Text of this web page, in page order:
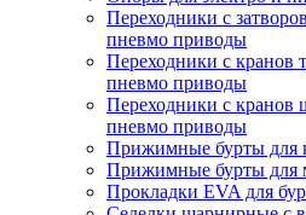
Переходники с
пневмо приводы
Переходники с кранов
пневмо приводы
Переходники с кранов
пневмо приводы
Прижимные бурты для
Прижимные бурты для
Прокладки EVA для